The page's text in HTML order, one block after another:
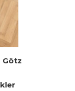
Götz